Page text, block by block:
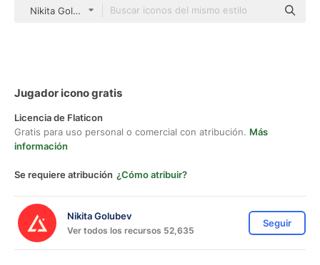
Nikita Golubev color lineal-color
Jugador icono gratis
Licencia de Flaticon
Gratis para uso personal o comercial con atribución. Más
información
Se requiere atribución ¿Cómo atribuir?
Nikita Golubev
Ver todos los recursos 52,635
Seguir